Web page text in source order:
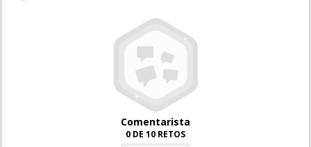
Comentarista
0 DE 10 RETOS